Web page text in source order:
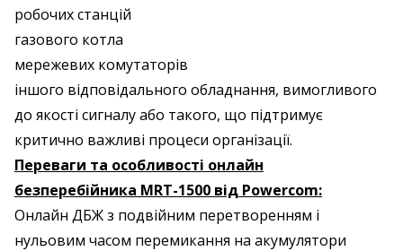
робочих станцій
газового котла
мережевих комутаторів
іншого відповідального обладнання, вимогливого
до якості сигналу або такого, що підтримує
критично важливі процеси організації.
Переваги та особливості онлайн
безперебійника MRT-1500 від Powercom:
Онлайн ДБЖ з подвійним перетворенням і
нульовим часом перемикання на акумулятори